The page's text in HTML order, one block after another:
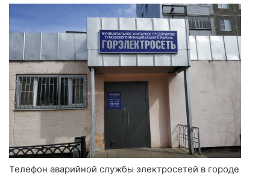
Телефон аварийной службы электросетей в городе